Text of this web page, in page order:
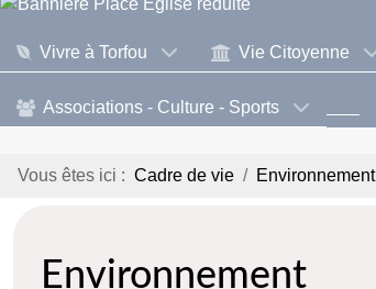
Vivre à Torfou Vie Citoyenne
Associations - Culture - Sports
Vous êtes ici : Cadre de vie Environnement
Environnement